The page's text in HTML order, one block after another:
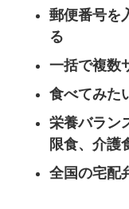
郵便番号を
る
一括で複数
食べてみた
栄養バラン
限食、介護
全国の宅配